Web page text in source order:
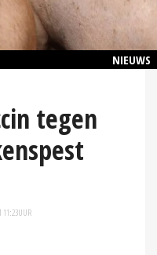
NIEUWS
tegen
11:23UUR